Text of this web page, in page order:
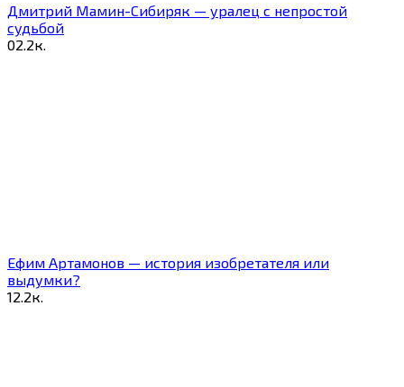
Дмитрий Мамин-Сибиряк — уралец с непростой
судьбой
02.2к.
Ефим Артамонов — история изобретателя или
выдумки?
12.2к.